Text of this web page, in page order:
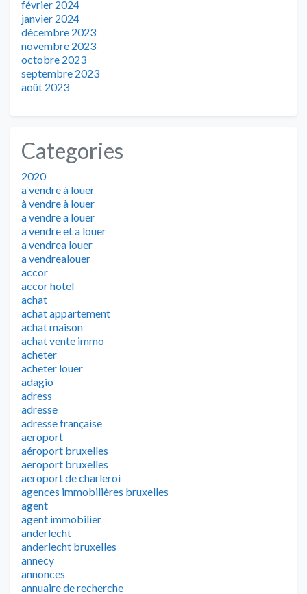
février 2024
janvier 2024
décembre 2023
novembre 2023
octobre 2023
septembre 2023
août 2023
Categories
2020
a vendre à louer
à vendre à louer
a vendre a louer
a vendre et a louer
a vendrea louer
a vendrealouer
accor
accor hotel
achat
achat appartement
achat maison
achat vente immo
acheter
acheter louer
adagio
adress
adresse
adresse française
aeroport
aéroport bruxelles
aeroport bruxelles
aeroport de charleroi
agences immobilières bruxelles
agent
agent immobilier
anderlecht
anderlecht bruxelles
annecy
annonces
annuaire de recherche